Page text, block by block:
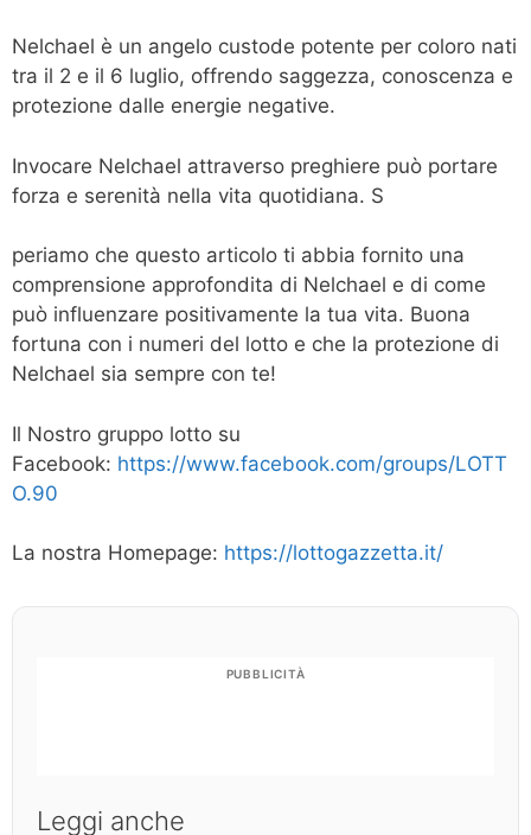
Nelchael è un angelo custode potente per coloro nati
tra il 2 e il 6 luglio, offrendo saggezza, conoscenza e
protezione dalle energie negative.
Invocare Nelchael attraverso preghiere può portare
forza e serenità nella vita quotidiana. S
periamo che questo articolo ti abbia fornito una
comprensione approfondita di Nelchael e di come
può influenzare positivamente la tua vita. Buona
fortuna con i numeri del lotto e che la protezione di
Nelchael sia sempre con te!
Il Nostro gruppo lotto su
Facebook: https://www.facebook.com/groups/LOTT
O.90
La nostra Homepage: https://lottogazzetta.it/
PUBBLICITÀ
Leggi anche